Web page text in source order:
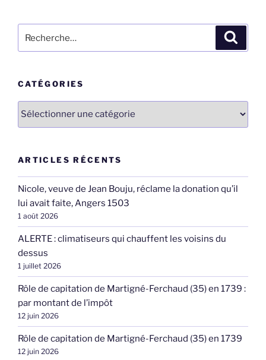
pour
CATÉGORIES
Catégories
ARTICLES RÉCENTS
Nicole, veuve de Jean Bouju, réclame la donation qu’il
lui avait faite, Angers 1503
1 août 2026
ALERTE : climatiseurs qui chauffent les voisins du
dessus
1 juillet 2026
Rôle de capitation de Martigné-Ferchaud (35) en 1739 :
par montant de l’impôt
12 juin 2026
Rôle de capitation de Martigné-Ferchaud (35) en 1739
12 juin 2026